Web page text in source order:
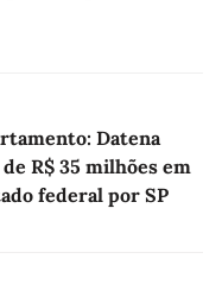
Datena
R$ 35 milhões em
federal por SP